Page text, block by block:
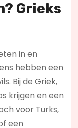
Grieks
in en
hebben een
Bij de Griek,
krijgen en een
voor Turks,
een